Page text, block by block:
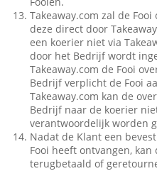
Takeaway.com zal de
deze direct door
een koerier niet via
door het Bedrijf wordt
Takeaway.com de Fooi
Bedrijf verplicht de Fooi
Takeaway.com kan de
Bedrijf naar de koerier
verantwoordelijk worden
Nadat de Klant een
Fooi heeft ontvangen,
terugbetaald of